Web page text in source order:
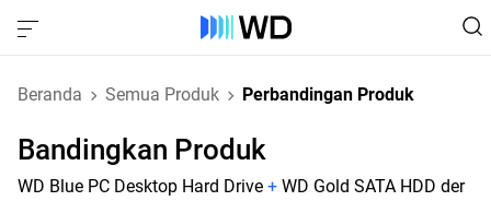
Beranda Semua Produk Perbandingan Produk
Bandingkan Produk
WD Blue PC Desktop Hard Drive + WD Gold SATA HDD der